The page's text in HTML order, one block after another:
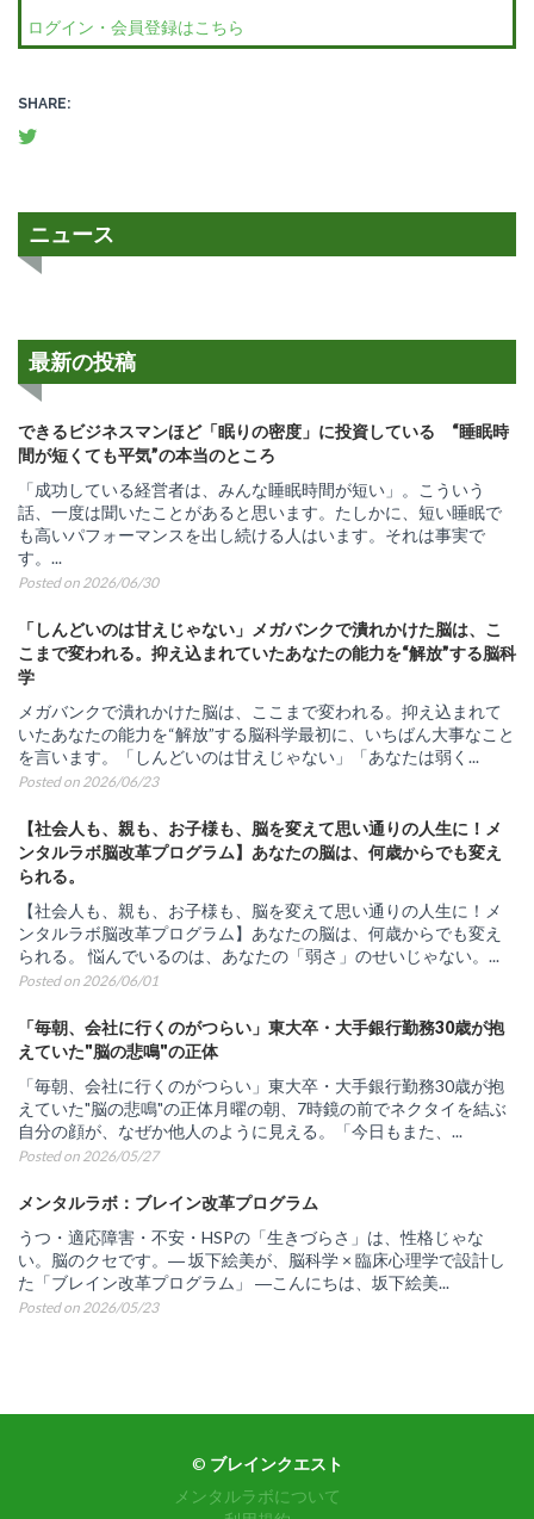
ログイン・会員登録はこちら
SHARE:
ニュース
最新の投稿
できるビジネスマンほど「眠りの密度」に投資している “睡眠時
間が短くても平気”の本当のところ
「成功している経営者は、みんな睡眠時間が短い」。こういう
話、一度は聞いたことがあると思います。たしかに、短い睡眠で
も高いパフォーマンスを出し続ける人はいます。それは事実で
す。...
Posted on 2026/06/30
「しんどいのは甘えじゃない」メガバンクで潰れかけた脳は、こ
こまで変われる。抑え込まれていたあなたの能力を“解放”する脳科
学
メガバンクで潰れかけた脳は、ここまで変われる。抑え込まれて
いたあなたの能力を“解放”する脳科学最初に、いちばん大事なこと
を言います。「しんどいのは甘えじゃない」「あなたは弱く...
Posted on 2026/06/23
【社会人も、親も、お子様も、脳を変えて思い通りの人生に！メ
ンタルラボ脳改革プログラム】あなたの脳は、何歳からでも変え
られる。
【社会人も、親も、お子様も、脳を変えて思い通りの人生に！メ
ンタルラボ脳改革プログラム】あなたの脳は、何歳からでも変え
られる。 悩んでいるのは、あなたの「弱さ」のせいじゃない。...
Posted on 2026/06/01
「毎朝、会社に行くのがつらい」東大卒・大手銀行勤務30歳が抱
えていた"脳の悲鳴"の正体
「毎朝、会社に行くのがつらい」東大卒・大手銀行勤務30歳が抱
えていた"脳の悲鳴"の正体月曜の朝、7時鏡の前でネクタイを結ぶ
自分の顔が、なぜか他人のように見える。「今日もまた、...
Posted on 2026/05/27
メンタルラボ：ブレイン改革プログラム
うつ・適応障害・不安・HSPの「生きづらさ」は、性格じゃな
い。脳のクセです。― 坂下絵美が、脳科学 × 臨床心理学で設計し
た「ブレイン改革プログラム」 ―こんにちは、坂下絵美...
Posted on 2026/05/23
© ブレインクエスト
メンタルラボについて